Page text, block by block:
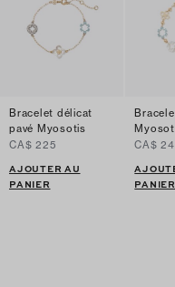
Bracelet délicat
pavé Myosotis
CA$ 225
AJOUTER AU
PANIER
CA$
PANIER